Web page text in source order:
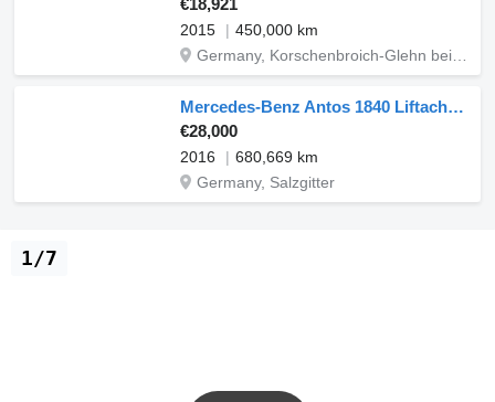
€18,921
2015
450,000 km
Mercedes-Benz Antos 1840 Liftachse / Lenkachse
€28,000
2016
680,669 km
Germany, Salzgitter
1/7